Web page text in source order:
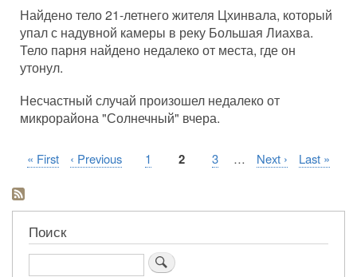
Найдено тело 21-летнего жителя Цхинвала, который
упал с надувной камеры в реку Большая Лиахва.
Тело парня найдено недалеко от места, где он
утонул.
Несчастный случай произошел недалеко от
микрорайона "Солнечный" вчера.
Нумерация
страниц
Первая
« First
Предыдущая
‹ Previous Страница
1
Текущая
2 Страница
3 …
Следующая
Next › Last »
Поиск
Поиск